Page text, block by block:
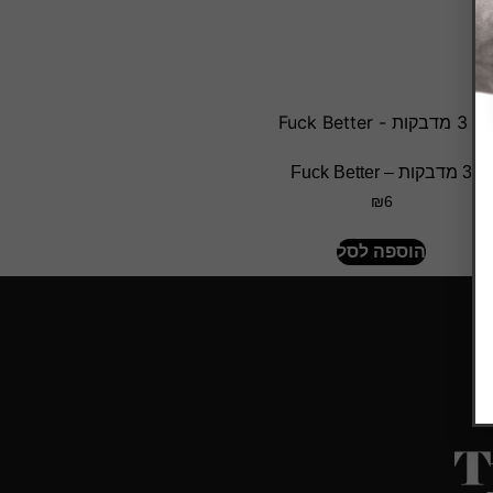
3 מדבקות – Fuck Better
₪6
הוספה לסל